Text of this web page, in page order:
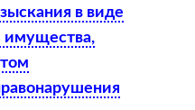
в виде
имущества,